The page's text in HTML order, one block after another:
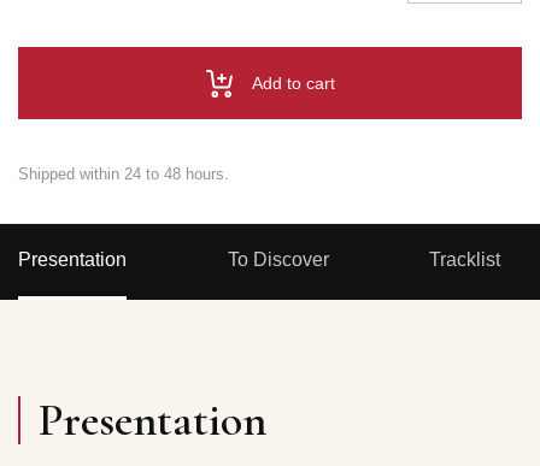
Add to cart
Shipped within 24 to 48 hours.
Presentation To Discover Tracklist
Presentation